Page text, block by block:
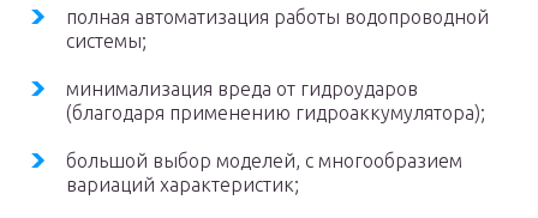
полная автоматизация работы водопроводной
системы;
минимализация вреда от гидроударов
(благодаря применению гидроаккумулятора);
большой выбор моделей, с многообразием
вариаций характеристик;